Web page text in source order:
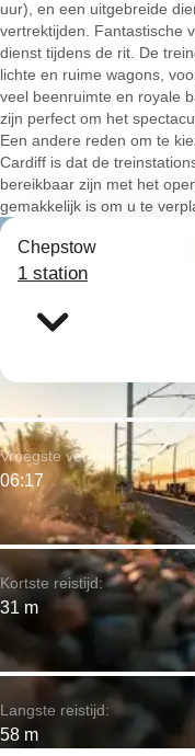
uur), en een uitgebreide
vertrektijden. Fantastische
dienst tijdens de rit. De
lichte en ruime wagons,
veel beenruimte en royale
zijn perfect om het
Een andere reden om te
Cardiff is dat de
bereikbaar zijn met het
gemakkelijk is om u te
Chepstow
1 station
Kortste reistijd:
31 m
Vroegste vertrek:
06:17
Langste reistijd:
58 m